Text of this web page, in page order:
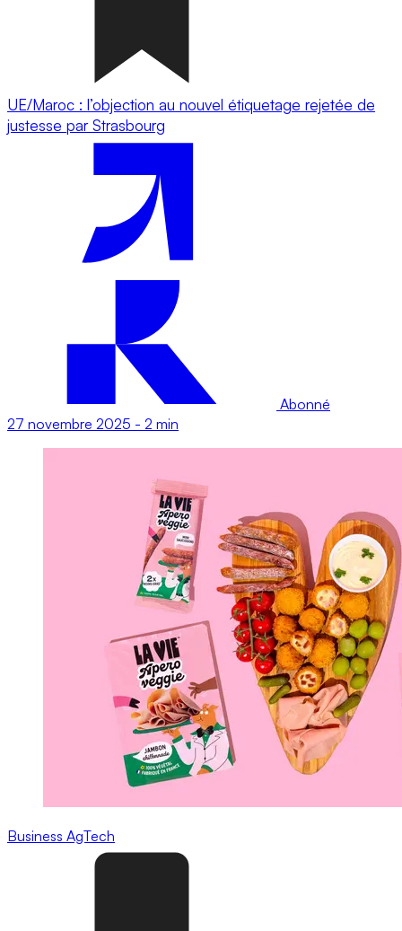
UE/Maroc : l’objection au nouvel étiquetage rejetée de
justesse par Strasbourg
Abonné
27 novembre 2025 - 2 min
Business AgTech